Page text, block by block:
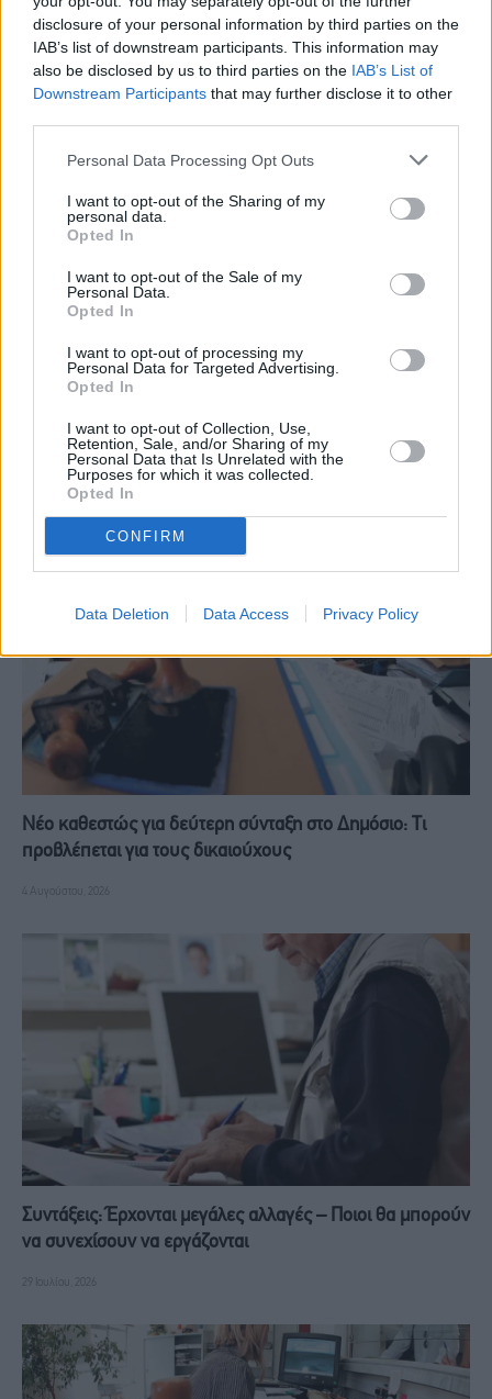
disclosure of your personal information by third parties on the
IAB’s list of downstream participants. This information may
also be disclosed by us to third parties on the IAB’s List of
Downstream Participants that may further disclose it to other
Personal Data Processing Opt Outs
I want to opt-out of the Sharing of my
personal data.
Opted In
I want to opt-out of the Sale of my
Personal Data.
Opted In
I want to opt-out of processing my
Personal Data for Targeted Advertising.
Opted In
I want to opt-out of Collection, Use,
Retention, Sale, and/or Sharing of my
Personal Data that Is Unrelated with the
Purposes for which it was collected.
Opted In
CONFIRM
Data Deletion Data Access Privacy Policy
εργασία προσλήψεις
PREVIOUS ARTICLE
Κοινωνικός τουρισμός 2025:
Δείτε εάν είστε δικαιούχος
Υπουργικό συμβούλιο: Τα
RELATEDPOSTS
Νέο καθεστώς για δεύτερη σύνταξη στο Δημόσιο: Τι
προβλέπεται για τους δικαιούχους
4 Αυγούστου, 2026
Συντάξεις: Έρχονται μεγάλες αλλαγές – Ποιοι θα μπορούν
να συνεχίσουν να εργάζονται
29 Ιουλίου, 2026